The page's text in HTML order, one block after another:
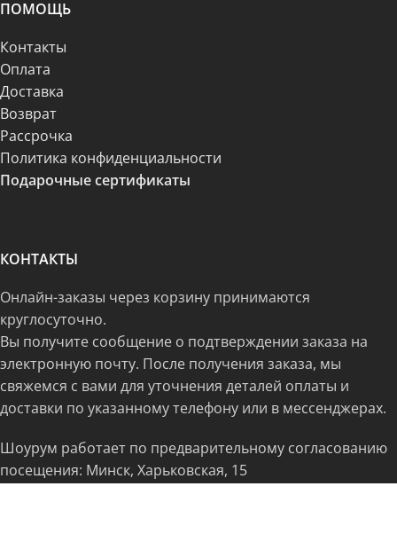
ПОМОЩЬ
Контакты
Оплата
Доставка
Возврат
Рассрочка
Политика конфиденциальности
Подарочные сертификаты
КОНТАКТЫ
Онлайн-заказы через корзину принимаются
круглосуточно.
Вы получите сообщение о подтверждении заказа на
электронную почту. После получения заказа, мы
свяжемся с вами для уточнения деталей оплаты и
доставки по указанному телефону или в мессенджерах.
Шоурум работает по предварительному согласованию
посещения: Минск, Харьковская, 15